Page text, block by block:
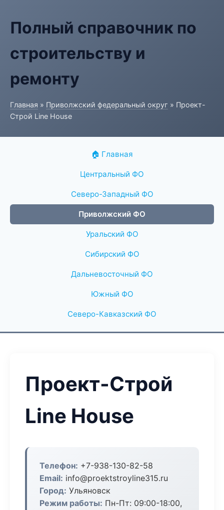
Полный справочник по
строительству и
ремонту
Главная » Приволжский федеральный округ » Проект-
Строй Line House
🏠 Главная
Центральный ФО
Северо-Западный ФО
Приволжский ФО
Уральский ФО
Сибирский ФО
Дальневосточный ФО
Южный ФО
Северо-Кавказский ФО
Проект-Строй
Line House
Телефон: +7-938-130-82-58
Email: info@proektstroyline315.ru
Город: Ульяновск
Режим работы: Пн-Пт: 09:00-18:00,